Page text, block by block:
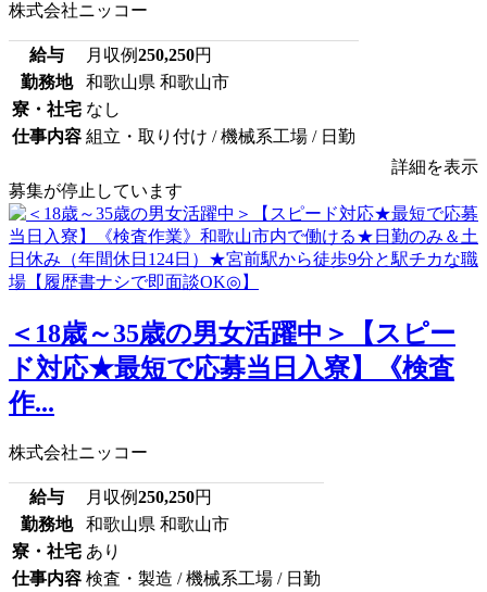
株式会社ニッコー
給与 月収例250,250円
勤務地
和歌山県 和歌山市
寮・社宅 なし
仕事内容 組立・取り付け / 機械系工場 / 日勤
詳細を表示
募集が停止しています
＜18歳～35歳の男女活躍中＞【スピー
ド対応★最短で応募当日入寮】《検査
作...
株式会社ニッコー
給与 月収例250,250円
勤務地
和歌山県 和歌山市
寮・社宅 あり
仕事内容 検査・製造 / 機械系工場 / 日勤